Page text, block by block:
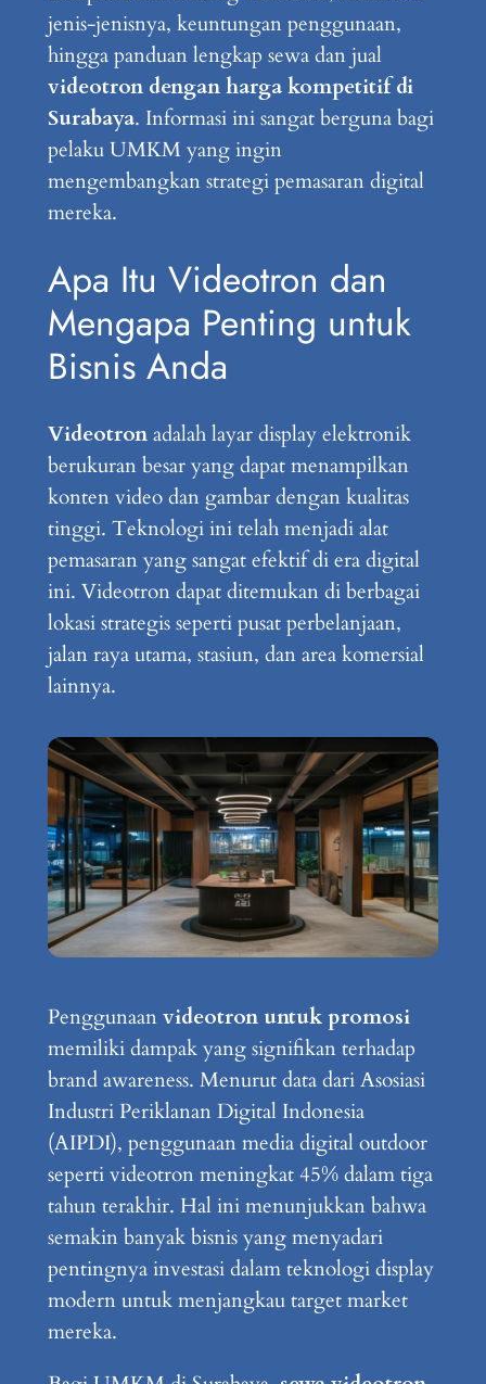
jenis-jenisnya, keuntungan penggunaan,
hingga panduan lengkap sewa dan jual
videotron dengan harga kompetitif di
Surabaya. Informasi ini sangat berguna bagi
pelaku UMKM yang ingin
mengembangkan strategi pemasaran digital
mereka.
Apa Itu Videotron dan
Mengapa Penting untuk
Bisnis Anda
Videotronadalah layar display elektronik
berukuran besar yang dapat menampilkan
konten video dan gambar dengan kualitas
tinggi. Teknologi ini telah menjadi alat
pemasaran yang sangat efektif di era digital
ini. Videotron dapat ditemukan di berbagai
lokasi strategis seperti pusat perbelanjaan,
jalan raya utama, stasiun, dan area komersial
lainnya.
Penggunaanvideotron untuk promosi
memiliki dampak yang signifikan terhadap
brand awareness. Menurut data dari Asosiasi
Industri Periklanan Digital Indonesia
(AIPDI), penggunaan media digital outdoor
seperti videotron meningkat 45% dalam tiga
tahun terakhir. Hal ini menunjukkan bahwa
semakin banyak bisnis yang menyadari
pentingnya investasi dalam teknologi display
modern untuk menjangkau target market
mereka.